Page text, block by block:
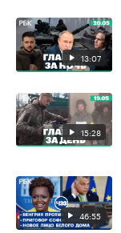
13:07
15:28
46:55